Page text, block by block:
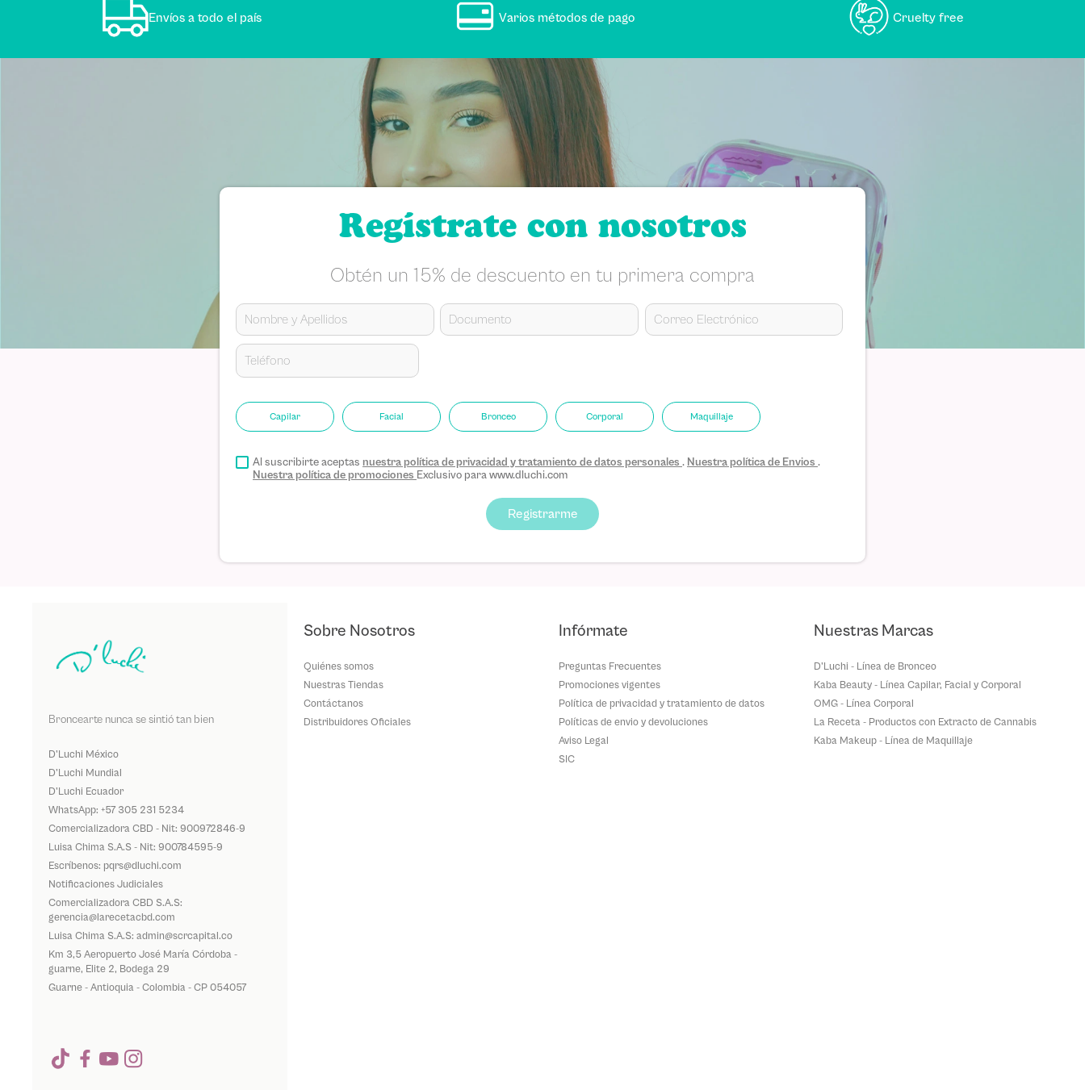
Envíos a todo el país Varios métodos de pago Cruelty free
Regístrate con nosotros
Obtén un 15% de descuento en tu primera compra
Capilar Facial Bronceo Corporal Maquillaje
Al suscribirte aceptas nuestra política de privacidad y tratamiento de datos personales . Nuestra política de Envios .
Nuestra política de promociones Exclusivo para www.dluchi.com
Registrarme
Broncearte nunca se sintió tan bien
D'Luchi México
D'Luchi Mundial
D'Luchi Ecuador
WhatsApp: +57 305 231 5234
Comercializadora CBD - Nit: 900972846-9
Luisa Chima S.A.S - Nit: 900784595-9
Escríbenos: pqrs@dluchi.com
Notificaciones Judiciales
Comercializadora CBD S.A.S:
gerencia@larecetacbd.com
Luisa Chima S.A.S: admin@scrcapital.co
Km 3,5 Aeropuerto José María Córdoba -
guarne, Elite 2, Bodega 29
Guarne - Antioquia - Colombia - CP 054057
Sobre Nosotros
Quiénes somos
Nuestras Tiendas
Contáctanos
Distribuidores Oficiales
Infórmate
Preguntas Frecuentes
Promociones vigentes
Política de privacidad y tratamiento de datos
Políticas de envio y devoluciones
Aviso Legal
SIC
Nuestras Marcas
D'Luchi - Línea de Bronceo
Kaba Beauty - Línea Capilar, Facial y Corporal
OMG - Línea Corporal
La Receta - Productos con Extracto de Cannabis
Kaba Makeup - Línea de Maquillaje